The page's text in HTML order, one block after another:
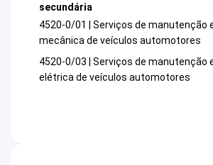
secundária
4520-0/01 | Serviços de manutenção
mecânica de veículos automotores
4520-0/03 | Serviços de manutenção
elétrica de veículos automotores